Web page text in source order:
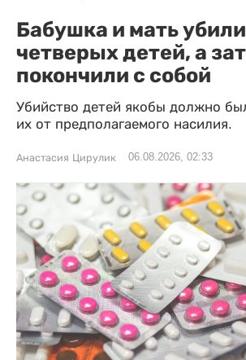
Бабушка и мать убили
четверых детей, а
покончили с собой
Убийство детей якобы должно
их от предполагаемого насилия.
Анастасия Цирулик 06.08.2026, 02:33